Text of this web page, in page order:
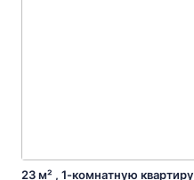
23 м² , 1-комнатную квартиру